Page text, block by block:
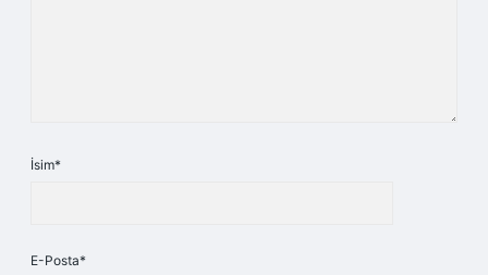
İsim*
E-Posta*